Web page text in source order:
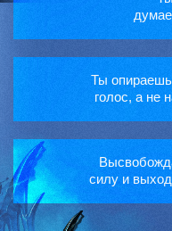
Ты
голос, а не
силу и